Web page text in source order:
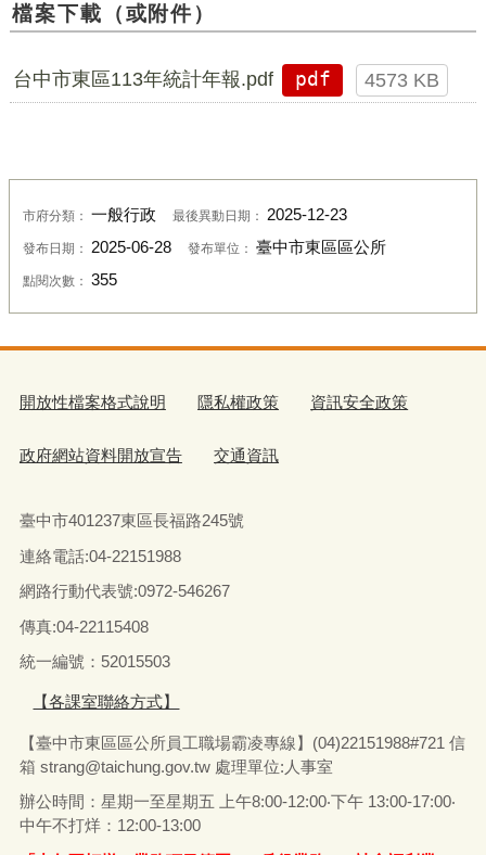
檔案下載（或附件）
台中市東區113年統計年報.pdf pdf 4573 KB
市府分類： 一般行政 最後異動日期： 2025-12-23
發布日期： 2025-06-28 發布單位： 臺中市東區區公所
點閱次數： 355
開放性檔案格式說明 隱私權政策 資訊安全政策
政府網站資料開放宣告 交通資訊
臺中市401237東區長福路245號
連絡電話:04-22151988
網路行動代表號:0972-546267
傳真:04-22115408
統一編號：52015503
【各課室聯絡方式】
【臺中市東區區公所員工職場霸凌專線】(04)22151988#721 信
箱 strang@taichung.gov.tw處理單位:人事室
辦公時間：星期一至星期五 上午8:00-12:00‧下午 13:00-17:00‧
中午不打烊：12:00-13:00